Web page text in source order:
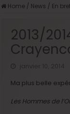
Home / News / En bref
2013/
janvier 10, 2014
Ma plus belle
Les Hommes de